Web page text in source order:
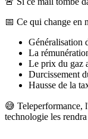
📅 Ce qui change en
Généralisation
La
Le prix du gaz
Durcissement
Hausse de la
😅 Teleperformance,
technologie les